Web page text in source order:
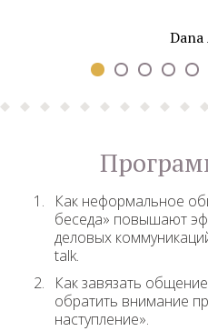
Как неформальное
беседа» повышают
деловых
talk.
Как завязать
обратить внимание
наступление».